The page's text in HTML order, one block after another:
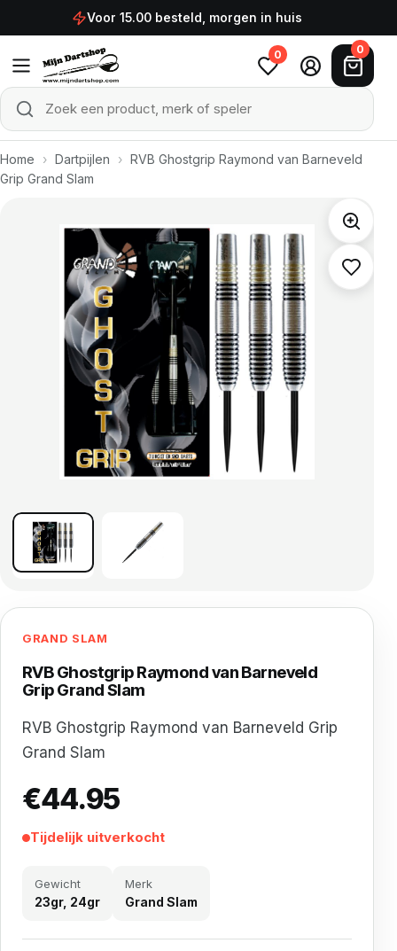
Ga naar de inhoudVoor 15.00 besteld, morgen in huis
Zoek een product, merk of speler
Zoeken
0 0
Home › Dartpijlen › RVB Ghostgrip Raymond van Barneveld
Grip Grand Slam
GRAND SLAM
RVB Ghostgrip Raymond van Barneveld
Grip Grand Slam
RVB Ghostgrip Raymond van Barneveld Grip
Grand Slam
€44.95
Tijdelijk uitverkocht
Gewicht
23gr, 24gr
Merk
Grand Slam